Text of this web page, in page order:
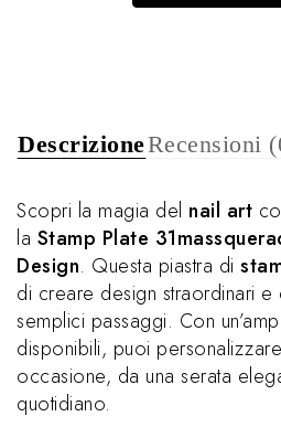
DescrizioneRecensioni
Scopri la magia del nail art
la Stamp Plate
Design. Questa piastra di
di creare design straordinari e
semplici passaggi. Con
disponibili, puoi
occasione, da una serata
quotidiano.